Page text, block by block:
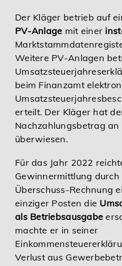
Der Kläger betrieb auf
PV-Anlage mit einer
Weitere PV-Anlagen
beim Finanzamt
erteilt. Der Kläger hat
Nachzahlungsbetrag
überwiesen.
Für das Jahr 2022
Gewinnermittlung
Überschuss-Rechnung
einziger Posten die
als Betriebsausgabe
machte er in seiner
Verlust aus